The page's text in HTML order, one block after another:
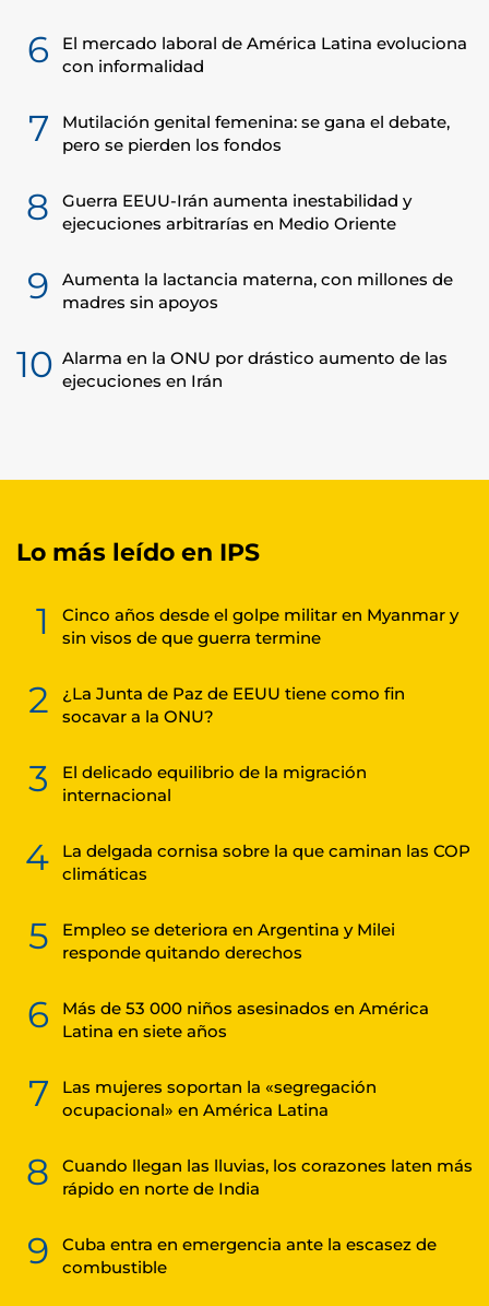
6
El mercado laboral de América Latina evoluciona
con informalidad
7
Mutilación genital femenina: se gana el debate,
pero se pierden los fondos
8
Guerra EEUU-Irán aumenta inestabilidad y
ejecuciones arbitrarías en Medio Oriente
9
Aumenta la lactancia materna, con millones de
madres sin apoyos
10 Alarma en la ONU por drástico aumento de las
ejecuciones en Irán
Lo más leído en IPS
1
Cinco años desde el golpe militar en Myanmar y
sin visos de que guerra termine
2
¿La Junta de Paz de EEUU tiene como fin
socavar a la ONU?
3
El delicado equilibrio de la migración
internacional
4
La delgada cornisa sobre la que caminan las COP
climáticas
5
Empleo se deteriora en Argentina y Milei
responde quitando derechos
6
Más de 53 000 niños asesinados en América
Latina en siete años
7
Las mujeres soportan la «segregación
ocupacional» en América Latina
8
Cuando llegan las lluvias, los corazones laten más
rápido en norte de India
9
Cuba entra en emergencia ante la escasez de
combustible